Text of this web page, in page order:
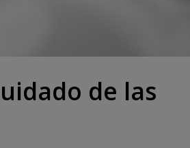
de las